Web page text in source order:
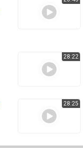
28:22
28:25